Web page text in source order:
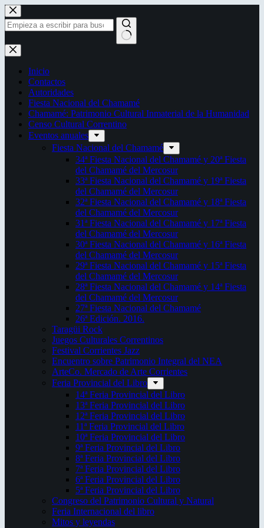
Saltar
al
contenido
Sin
resultados
Inicio
Contactos
Autoridades
Fiesta Nacional del Chamamé
Chamamé: Patrimonio Cultural Inmaterial de la Humanidad
Censo Cultural Correntino
Eventos anuales
Fiesta Nacional del Chamamé
34ª Fiesta Nacional del Chamamé y 20ª Fiesta
del Chamamé del Mercosur
33ª Fiesta Nacional del Chamamé y 19ª Fiesta
del Chamamé del Mercosur
32ª Fiesta Nacional del Chamamé y 18ª Fiesta
del Chamamé del Mercosur
31ª Fiesta Nacional del Chamamé y 17ª Fiesta
del Chamamé del Mercosur
30ª Fiesta Nacional del Chamamé y 16ª Fiesta
del Chamamé del Mercosur
29ª Fiesta Nacional del Chamamé y 15ª Fiesta
del Chamamé del Mercosur
28ª Fiesta Nacional del Chamamé y 14ª Fiesta
del Chamamé del Mercosur
27ª Fiesta Nacional del Chamamé
26ª Edición. 2016.
Taragüi Rock
Juegos Culturales Correntinos
Festival Corrientes Jazz
Encuentro sobre Patrimonio Integral del NEA
ArteCo. Mercado de Arte Corrientes
Feria Provincial del Libro
14ª Feria Provincial del Libro
13ª Feria Provincial del Libro
12ª Feria Provincial del Libro
11ª Feria Provincial del Libro
10ª Feria Provincial del Libro
9ª Feria Provincial del Libro
8ª Feria Provincial del Libro
7ª Feria Provincial del Libro
6ª Feria Provincial del Libro
5ª Feria Provincial del Libro
Congreso del Patrimonio Cultural y Natural
Feria Internacional del libro
Mitos y leyendas